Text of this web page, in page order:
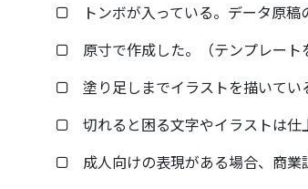
トンボが入っている。データ原
原寸で作成した。（テンプレート
塗り足しまでイラストを描いてい
切れると困る文字やイラストは仕
成人向けの表現がある場合、商業